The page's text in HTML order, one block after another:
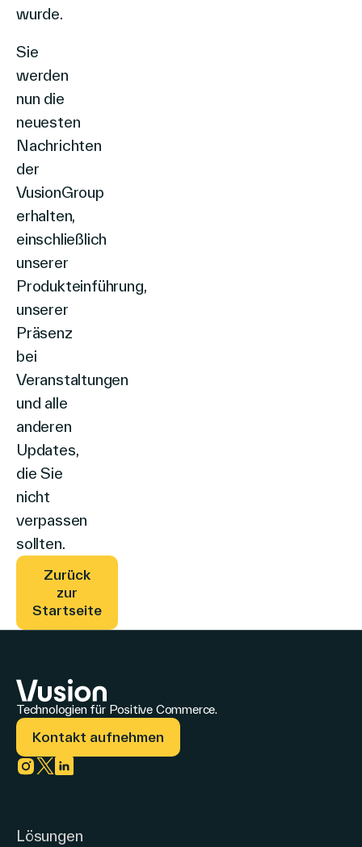
Investoren
Partner
Karriere
wurde.
Sie
werden
nun die
neuesten
Nachrichten
der
VusionGroup
erhalten,
einschließlich
unserer
Produkteinführung,
unserer
Präsenz
bei
Veranstaltungen
und alle
anderen
Updates,
die Sie
nicht
verpassen
sollten.
Zurück
zur
Startseite
Technologien für Positive Commerce.
Kontakt aufnehmen
Lösungen